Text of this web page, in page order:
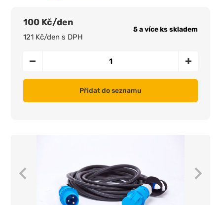
100 Kč/den
121 Kč/den s DPH
5 a více ks skladem
Přidat do seznamu